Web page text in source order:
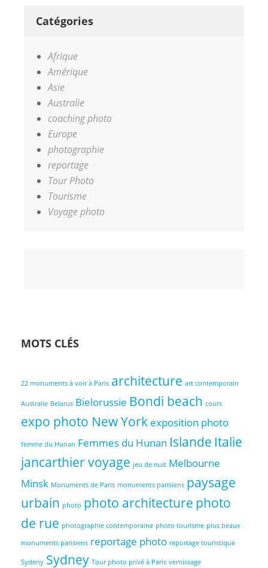
Catégories
Afrique
Amérique
Asie
Australie
coaching photo
Europe
photographie
reportage
Tour Photo
Tourisme
Voyage photo
MOTS CLÉS
22 monuments à voir à Paris architecture art contemporain
Australie Belarus Bielorussie Bondi beach cours
expo photo New York exposition photo
femme du Hunan Femmes du Hunan Islande Italie
jancarthier voyage jeu de nuit Melbourne
Minsk Monuments de Paris monuments parisiens paysage
urbain photo photo architecture photo
de rue photographie contemporaine photo tourisme plus beaux
monuments parisiens reportage photo reportage touristique
Sydeny Sydney Tour photo privé à Paris vernissage